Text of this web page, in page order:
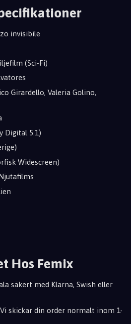
invisibile
(Sci-Fi)
Girardello, Valeria Golino,
Digital 5.1)
Widescreen)
Hos Femix
säkert med Klarna, Swish eller
Vi skickar din order normalt inom 1-